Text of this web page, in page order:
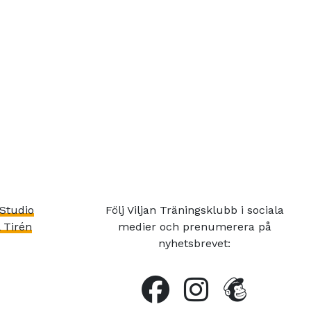
Tirén
Följ Viljan Träningsklubb i sociala
medier och prenumerera på
nyhetsbrevet: